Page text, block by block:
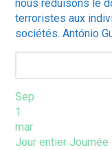
nous réduisons le
terroristes aux
sociétés. António
Sep
1
mar
Jour entierJournée